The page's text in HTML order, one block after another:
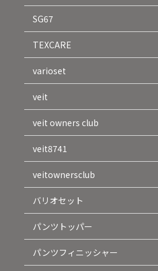
SG67
TEXCARE
varioset
veit
veit owners club
veit8741
veitownersclub
バリオセット
パンツトッパー
パンツフィニッシャー